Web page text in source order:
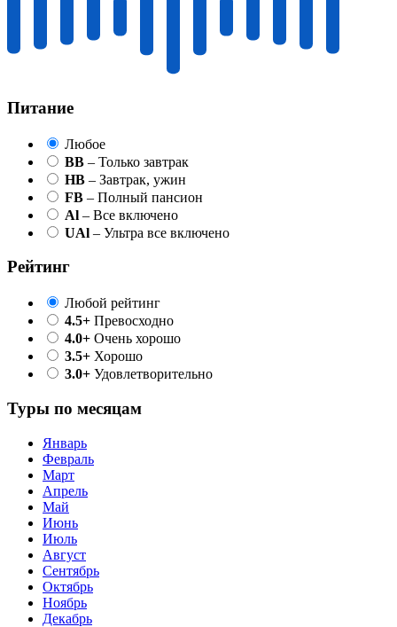
Питание
Любое
BB – Только завтрак
HB – Завтрак, ужин
FB – Полный пансион
Al – Все включено
UAl – Ультра все включено
Рейтинг
Любой рейтинг
4.5+ Превосходно
4.0+ Очень хорошо
3.5+ Хорошо
3.0+ Удовлетворительно
Туры по месяцам
Январь
Февраль
Март
Апрель
Май
Июнь
Июль
Август
Сентябрь
Октябрь
Ноябрь
Декабрь